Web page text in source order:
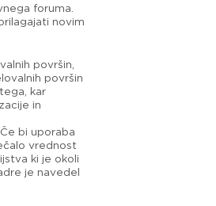
foruma.
novim
površin,
površin
kar
in
bi uporaba
vrednost
ki je okoli
je navedel